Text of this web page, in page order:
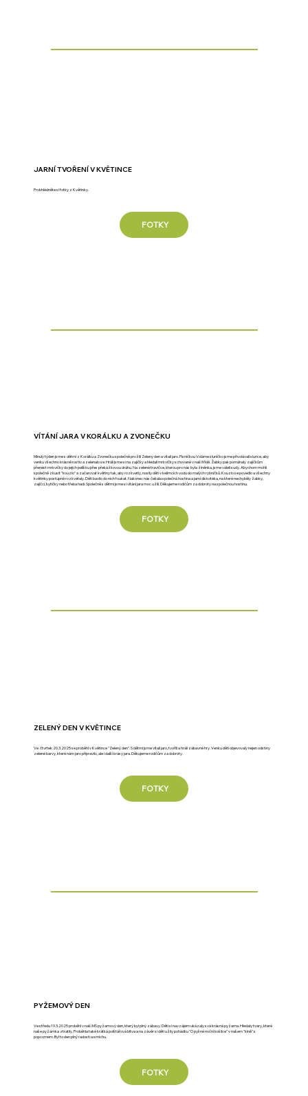
JARNÍ TVOŘENÍ V KVĚTINCE
Probhlédněte si fotky z Květinky.
FOTKY
VÍTÁNÍ JARA V KORÁLKU A ZVONEČKU
Minulý týden jsme s dětmi z Korálku a Zvonečku společně prožili Zelený den a vítali jaro. Písničkou Voláme sluníčko jsme přivolávali slunce, aby
venku všechno krásně rostlo a zelenalo se. Hráli jsme si na zajíčky a hledali mrkvičky schované v naší třídě. Žabky pak pomáhaly zajíčkům
přenést mrkvičky do jejich pelíšku přes překážkovou dráhu. Na zelené travičce, kterou pro nás byla žíněnka, jsme váleli sudy. Abychom mohli
společně zkusit "kouzlo" a začarovat květiny tak, aby rozkvetly, nosily děti v kelímcích vodu do malých rybníčků. Kouzlo se povedlo a všechny
květinky postupně rozkvétaly. Děti bavilo do nich foukat. Nakonec nás čekala společná hostina a jarní diskotéka, na které nechyběly žabky,
zajíčci, kytičky nebo třeba hadi. Společně s dětmi jsme si vítání jara moc užili. Děkujeme rodičům za dobroty na společnou hostinu.
FOTKY
ZELENÝ DEN V KVĚTINCE
Ve čtvrtek 20.3.2025 se proběhl v Květince "Zelený den". S dětmi jsme vítali jaro, tvořili a hráli zábavné hry. Venku děti objevovaly nejen odstíny
zelené barvy, které nám jaro připravilo, ale i další krásy jara. Děkujeme rodičům za dobroty.
FOTKY
PYŽEMOVÝ DEN
Ve středu 19.3.2025 proběhl v naší MŠ pyžamový den, který byl plný zábavy. Děti si navzájem ukázaly svá krásná pyžama. Hledaly tvary, které
naše pyžámka ztratily. Proběhla také krátká polštářová bitva a na závěr si děti užily pohádku "O pyšné noční košilce" v našem "kině" s
popcornem. Byl to den plný radosti a smíchu.
FOTKY